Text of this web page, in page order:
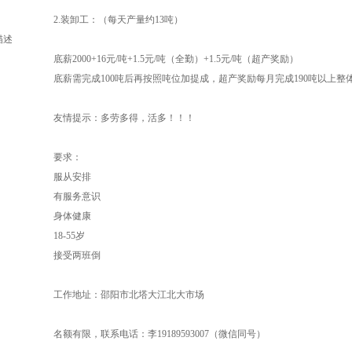
2.装卸工：（每天产量约13吨）
底薪2000+16元/吨+1.5元/吨（全勤）+1.5元/吨（超产奖励）
底薪需完成100吨后再按照吨位加提成，超产奖励每月完成190吨以上整
友情提示：多劳多得，活多！！！
要求：
服从安排
有服务意识
身体健康
18-55岁
接受两班倒
工作地址：邵阳市北塔大江北大市场
名额有限，联系电话：李19189593007（微信同号）